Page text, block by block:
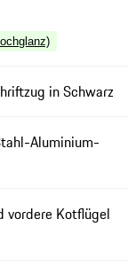
in Schwarz
Aluminium-
vordere Kotflügel